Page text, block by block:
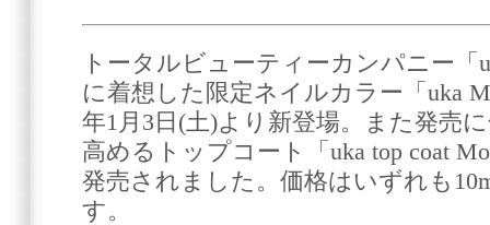
トータルビューティーカンパニー
に着想した限定ネイルカラー「uka
年1月3日(土)より新登場。また発売
高めるトップコート「uka top coat
発売されました。価格はいずれも
す。